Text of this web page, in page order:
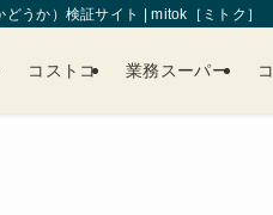
うか）検証サイト | mitok［ミトク］
コストコ 業務スーパー